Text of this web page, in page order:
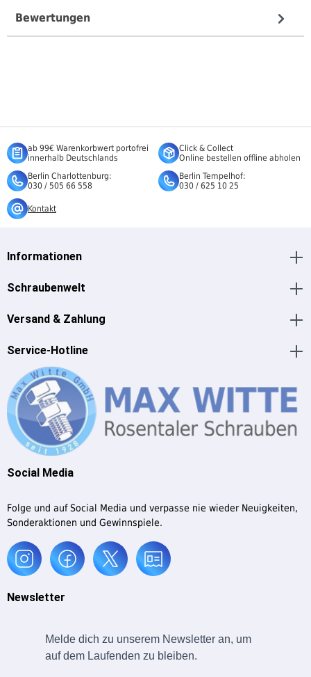
Bewertungen
ab 99€ Warenkorbwert portofrei
innerhalb Deutschlands
Click & Collect
Online bestellen offline abholen
Berlin Charlottenburg:
030 / 505 66 558
Berlin Tempelhof:
030 / 625 10 25
Kontakt
Informationen
Schraubenwelt
Versand & Zahlung
Service-Hotline
Social Media
Folge und auf Social Media und verpasse nie wieder Neuigkeiten,
Sonderaktionen und Gewinnspiele.
Newsletter
Melde dich zu unserem Newsletter an, um
auf dem Laufenden zu bleiben.